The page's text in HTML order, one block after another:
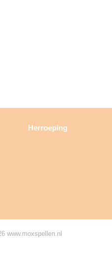
Herroeping
www.moxspellen.nl